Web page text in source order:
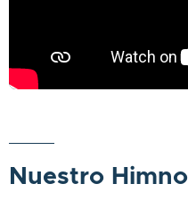
Nuestro Himno